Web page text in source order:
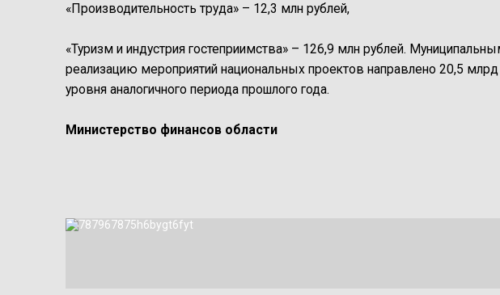
«Производительность труда» – 12,3 млн рублей,
«Туризм и индустрия гостеприимства» – 126,9 млн рублей.
реализацию мероприятий национальных проектов направлено 20,5
уровня аналогичного периода прошлого года.
Министерство финансов области